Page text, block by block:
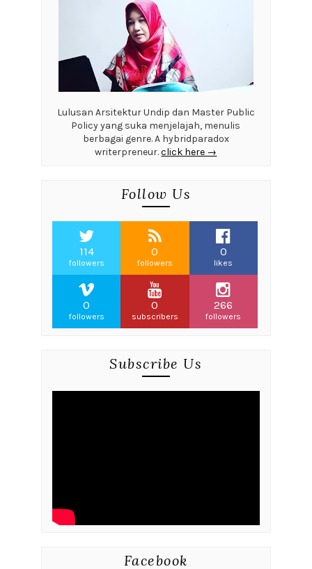
Lulusan Arsitektur Undip dan Master Public
Policy yang suka menjelajah, menulis
berbagai genre. A hybridparadox
writerpreneur.click here →
Follow Us
114
followers
0
followers
0
likes
0
followers
0
subscribers
266
followers
Subscribe Us
Facebook